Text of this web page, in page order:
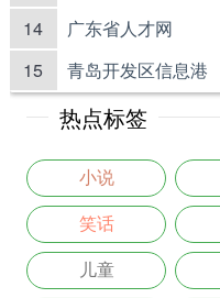
14 广东省人才网
15 青岛开发区信息港
热点标签
小说
笑话
儿童